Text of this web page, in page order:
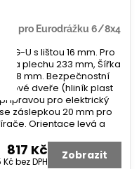
U pro Eurodrážku 6/8x4
G-U s lištou 16 mm. Pro
plechu 233 mm, Šířka
8 mm. Bezpečnostní
dveře (hliník plast
pro elektrický
záslepkou 20 mm pro
Orientace levá a
817 Kč
Kčbez DPH Zobrazit